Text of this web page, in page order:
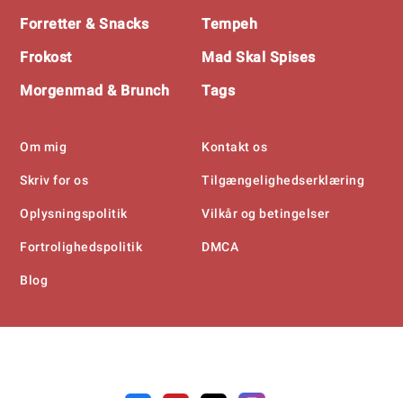
Forretter & Snacks
Frokost
Morgenmad & Brunch
Tempeh
Mad Skal Spises
Tags
Om mig
Skriv for os
Oplysningspolitik
Fortrolighedspolitik
Blog
Kontakt os
Tilgængelighedserklæring
Vilkår og betingelser
DMCA